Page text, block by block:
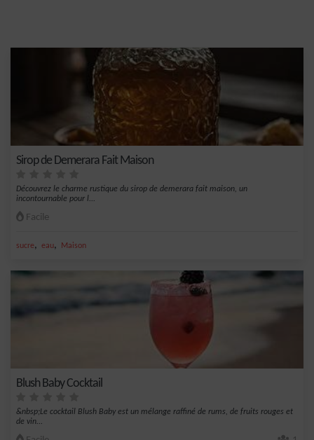
Sirop de Demerara Fait Maison
Découvrez le charme rustique du sirop de demerara fait maison, un
incontournable pour l...
Facile
sucre, eau, Maison
Blush Baby Cocktail
&nbsp;Le cocktail Blush Baby est un mélange raffiné de rums, de fruits rouges et
de vin...